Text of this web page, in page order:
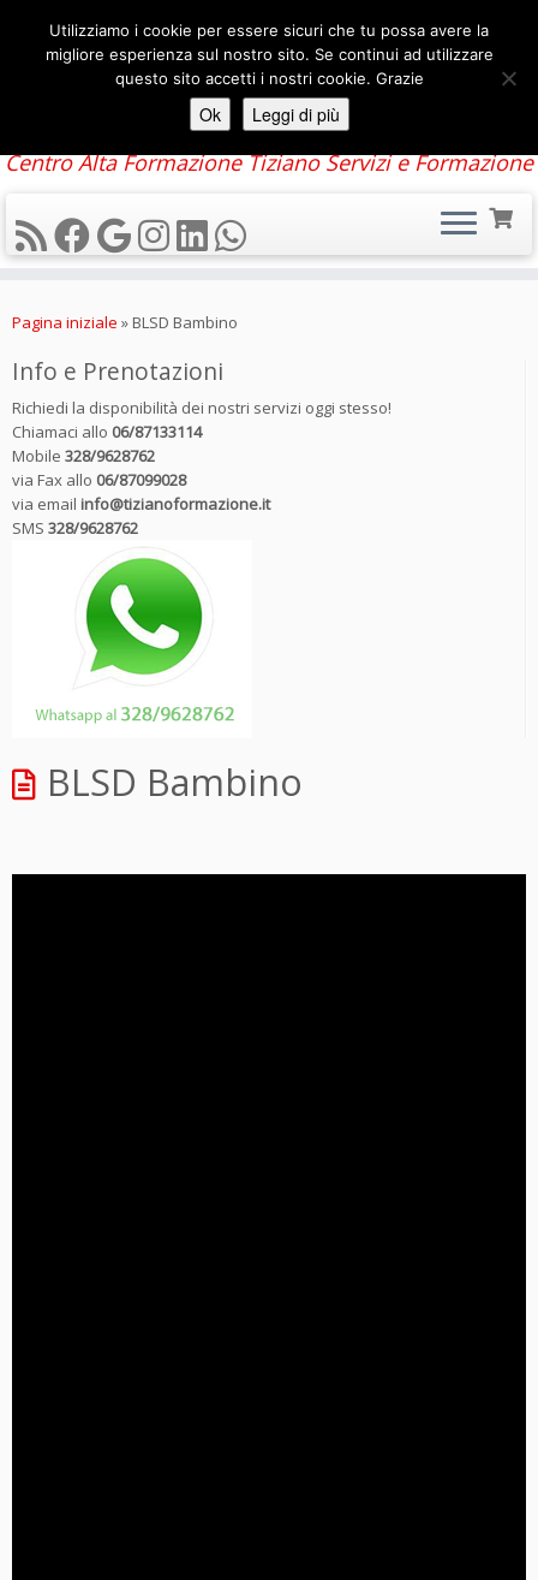
contenuto
Centro Alta Formazione Tiziano Servizi e Formazione
Pagina iniziale » BLSD Bambino
Info e Prenotazioni
Richiedi la disponibilità dei nostri servizi oggi stesso!
Chiamaci allo 06/87133114
Mobile 328/9628762
via Fax allo 06/87099028
via email info@tizianoformazione.it
SMS 328/9628762
BLSD Bambino
Utilizziamo i cookie per essere sicuri che tu possa avere la
migliore esperienza sul nostro sito. Se continui ad utilizzare
questo sito accetti i nostri cookie. Grazie
Ok Leggi di più